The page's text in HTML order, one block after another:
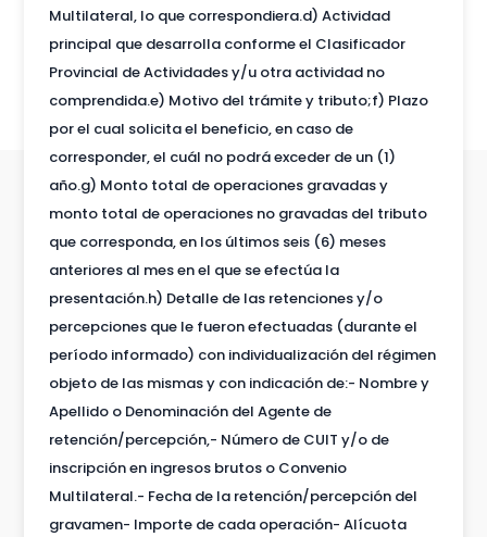
Multilateral, lo que correspondiera.d) Actividad
principal que desarrolla conforme el Clasificador
Provincial de Actividades y/u otra actividad no
comprendida.e) Motivo del trámite y tributo;f) Plazo
por el cual solicita el beneficio, en caso de
corresponder, el cuál no podrá exceder de un (1)
año.g) Monto total de operaciones gravadas y
monto total de operaciones no gravadas del tributo
que corresponda, en los últimos seis (6) meses
anteriores al mes en el que se efectúa la
presentación.h) Detalle de las retenciones y/o
percepciones que le fueron efectuadas (durante el
período informado) con individualización del régimen
objeto de las mismas y con indicación de:- Nombre y
Apellido o Denominación del Agente de
retención/percepción,- Número de CUIT y/o de
inscripción en ingresos brutos o Convenio
Multilateral.- Fecha de la retención/percepción del
gravamen- Importe de cada operación- Alícuota